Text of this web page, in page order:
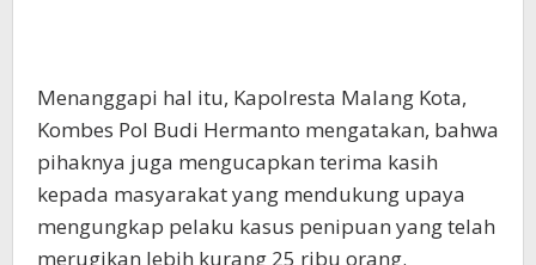
Menanggapi hal itu, Kapolresta Malang Kota,
Kombes Pol Budi Hermanto mengatakan, bahwa
pihaknya juga mengucapkan terima kasih
kepada masyarakat yang mendukung upaya
mengungkap pelaku kasus penipuan yang telah
merugikan lebih kurang 25 ribu orang.